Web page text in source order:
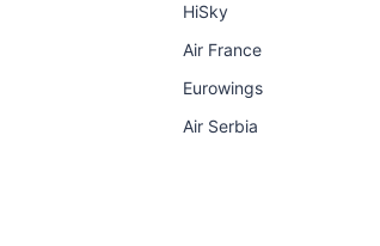
HiSky
Air France
Eurowings
Air Serbia